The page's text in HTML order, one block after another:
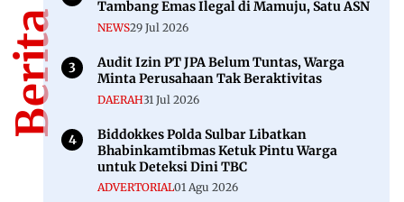
Tambang Emas Ilegal di Mamuju, Satu ASN
NEWS29 Jul 2026
Audit Izin PT JPA Belum Tuntas, Warga
Minta Perusahaan Tak Beraktivitas
DAERAH31 Jul 2026
Biddokkes Polda Sulbar Libatkan
Bhabinkamtibmas Ketuk Pintu Warga
untuk Deteksi Dini TBC
ADVERTORIAL01 Agu 2026